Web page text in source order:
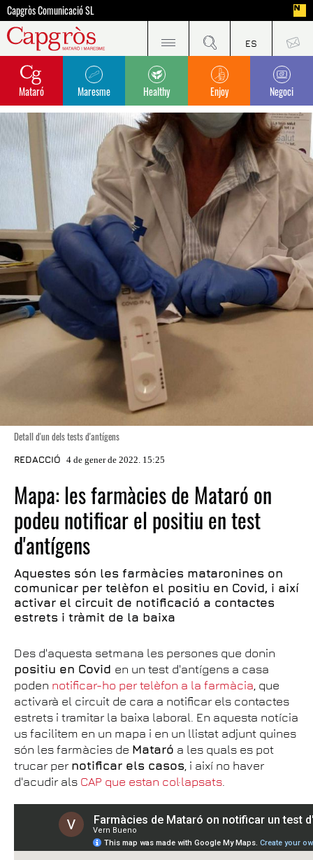
Capgròs Comunicació SL
Mataró Maresme Healthy Enjoy Negoci
Detall d'un dels tests d'antígens
REDACCIÓ 4 de gener de 2022. 15:25
Mapa: les farmàcies de Mataró on
podeu notificar el positiu en test
d'antígens
Aquestes són les farmàcies mataronines on
comunicar per telèfon el positiu en Covid, i així
activar el circuit de notificació a contactes
estrets i tràmit de la baixa
Des d'aquesta setmana les persones que donin
positiu en Covid en un test d'antígens a casa
poden notificar-ho per telèfon a la farmàcia, que
activarà el circuit de cara a notificar els contactes
estrets i tramitar la baixa laboral. En aquesta notícia
us facilitem en un mapa i en un llistat adjunt quines
són les farmàcies de Mataró a les quals es pot
trucar per notificar els casos, i així no haver
d'acudir als CAP que estan col·lapsats.